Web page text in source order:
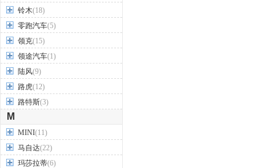
铃木(18)
零跑汽车(5)
领克(15)
领途汽车(1)
陆风(9)
路虎(12)
路特斯(3)
M
MINI(11)
马自达(22)
玛莎拉蒂(6)